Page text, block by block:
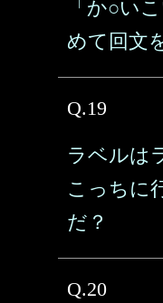
「か○い
めて回文
Q.19
ラベルは
こっちに
だ？
Q.20